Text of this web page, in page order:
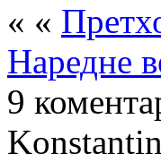
« «
Наредне
9